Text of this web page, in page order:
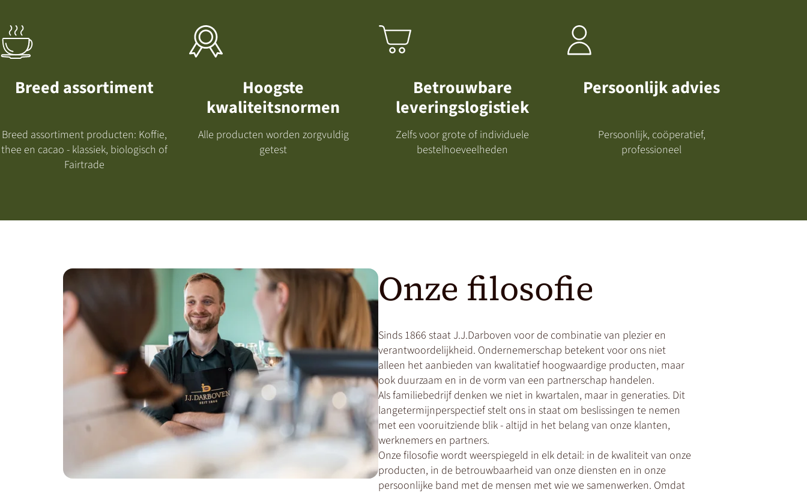
Breed assortiment
Breed assortiment producten: Koffie,
thee en cacao - klassiek, biologisch of
Fairtrade
Hoogste
kwaliteitsnormen
Alle producten worden zorgvuldig
getest
Betrouwbare
leveringslogistiek
Zelfs voor grote of individuele
bestelhoeveelheden
Persoonlijk advies
Persoonlijk, coöperatief,
professioneel
Onze filosofie
Sinds 1866 staat J.J.Darboven voor de combinatie van plezier en
verantwoordelijkheid. Ondernemerschap betekent voor ons niet
alleen het aanbieden van kwalitatief hoogwaardige producten, maar
ook duurzaam en in de vorm van een partnerschap handelen.
Als familiebedrijf denken we niet in kwartalen, maar in generaties. Dit
langetermijnperspectief stelt ons in staat om beslissingen te nemen
met een vooruitziende blik - altijd in het belang van onze klanten,
werknemers en partners.
Onze filosofie wordt weerspiegeld in elk detail: in de kwaliteit van onze
producten, in de betrouwbaarheid van onze diensten en in onze
persoonlijke band met de mensen met wie we samenwerken. Omdat